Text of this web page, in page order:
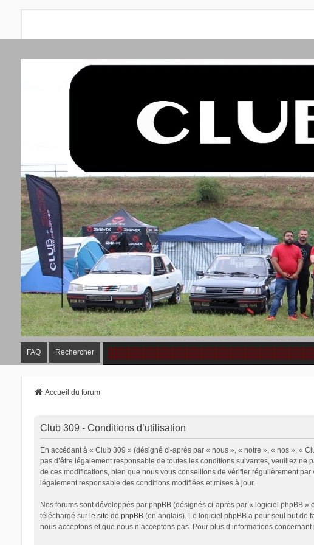
FAQ Rechercher
Accueil du forum
Club 309 - Conditions d’utilisation
En accédant à « Club 309 » (désigné ci-après par « nous », « notre », « nos », «
pas d’être légalement responsable de toutes les conditions suivantes, veuillez
de ces modifications, bien que nous vous conseillons de vérifier régulièrement
légalement responsable des conditions modifiées et mises à jour.
Nos forums sont développés par phpBB (désignés ci-après par « logiciel phpBB
téléchargé sur le site de phpBB(en anglais). Le logiciel phpBB a pour seul but de
nous acceptons et que nous n’acceptons pas. Pour plus d’informations